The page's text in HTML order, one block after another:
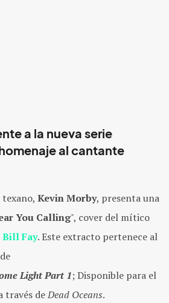
a la nueva serie
al cantante
Kevin Morby, presenta una
You Calling", cover del mítico
Bill Fay. Este extracto pertenece al
Light Part 1; Disponible para el
través deDead Oceans.